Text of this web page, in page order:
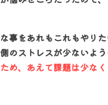
事をあれもこれもやりた
のストレスが少ないよう
め、あえて課題は少な